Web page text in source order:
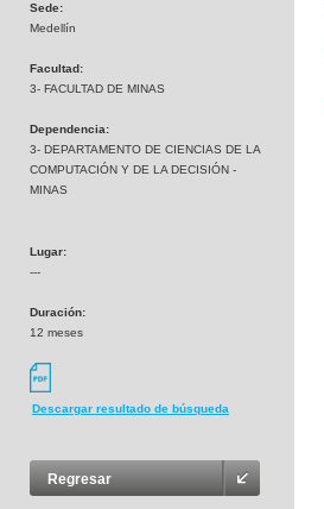
Sede:
Medellín
Facultad:
3- FACULTAD DE MINAS
Dependencia:
3- DEPARTAMENTO DE CIENCIAS DE LA
COMPUTACIÓN Y DE LA DECISIÓN -
MINAS
Lugar:
---
Duración:
12 meses
Descargar resultado de búsqueda
Regresar